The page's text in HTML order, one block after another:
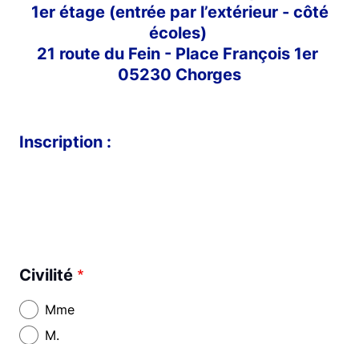
1er étage (entrée par l’extérieur - côté
écoles)
21 route du Fein - Place François 1er
05230 Chorges
Inscription :
Civilité
Mme
M.